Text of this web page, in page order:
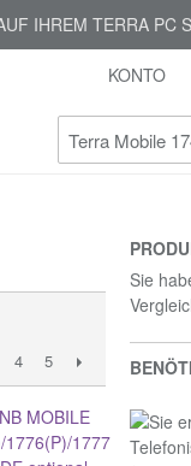
IHREM TERRA PC
KONTO
4 5
Sie